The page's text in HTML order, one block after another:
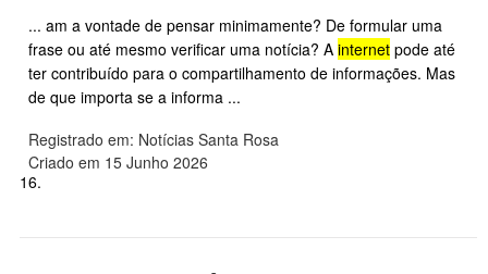
... am a vontade de pensar minimamente? De formular uma
frase ou até mesmo verificar uma notícia? A internet pode até
ter contribuído para o compartilhamento de informações. Mas
de que importa se a informa ...
Registrado em: Notícias Santa Rosa
Criado em 15 Junho 2026
16.